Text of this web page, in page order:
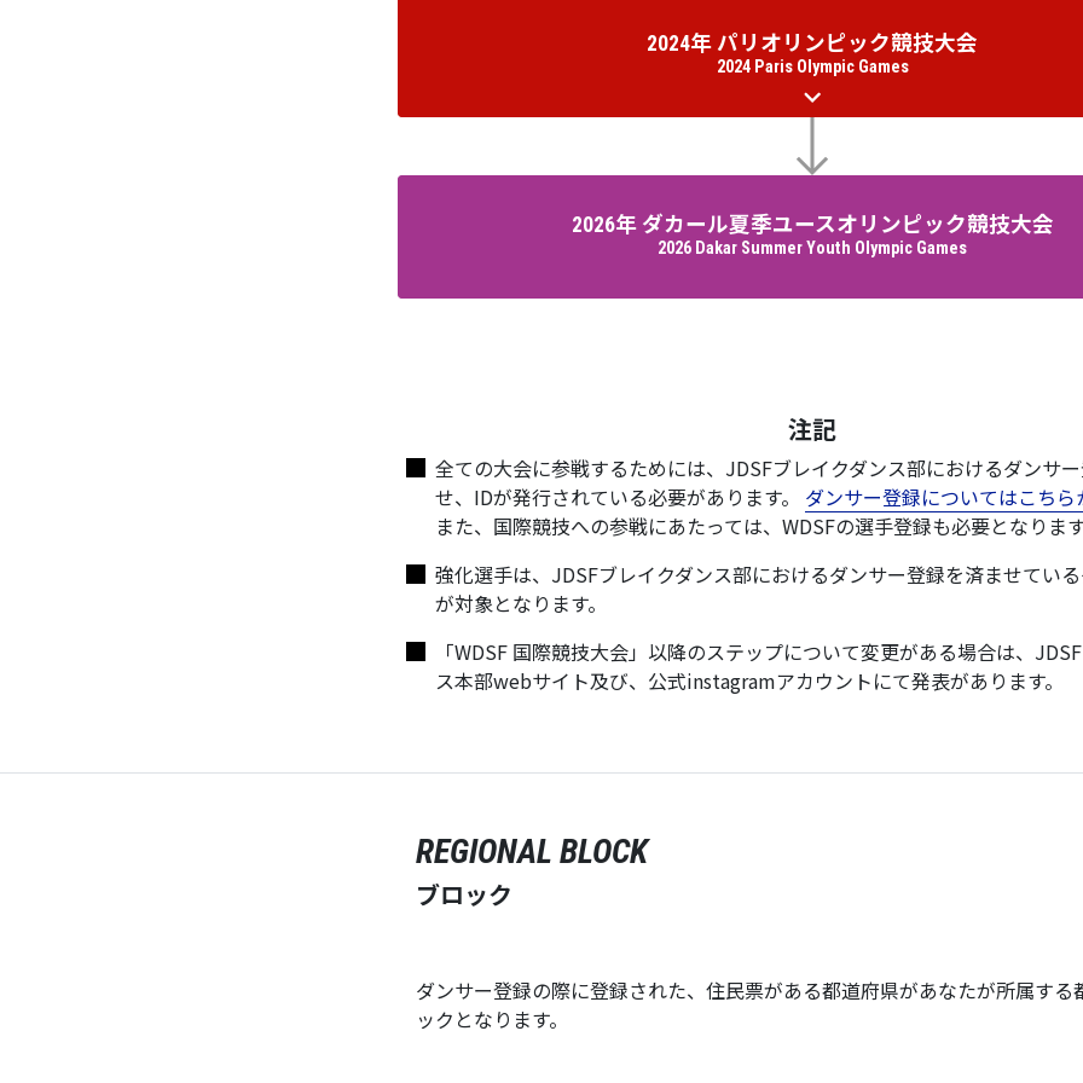
2024年 パリオリンピック競技大会
2024 Paris Olympic Games
2026年 ダカール夏季ユースオリンピック競技大会
2026 Dakar Summer Youth Olympic Games
注記
全ての大会に参戦するためには、JDSFブレイクダンス部におけるダンサ
せ、IDが発行されている必要があります。 ダンサー登録についてはこちら
また、国際競技への参戦にあたっては、WDSFの選手登録も必要となります
強化選手は、JDSFブレイクダンス部におけるダンサー登録を済ませてい
が対象となります。
「WDSF 国際競技大会」以降のステップについて変更がある場合は、
ス本部webサイト及び、公式instagramアカウントにて発表があります。
REGIONAL BLOCK
ブロック
ダンサー登録の際に登録された、住民票がある都道府県があなたが所属する
ックとなります。